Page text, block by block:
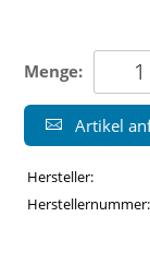
Menge:
Artikel
Hersteller:
Herstellernummer: